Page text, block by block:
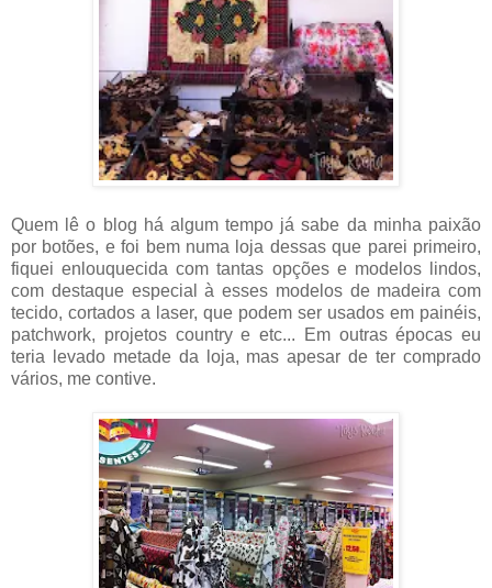
Quem lê o blog há algum tempo já sabe da minha paixão
por botões, e foi bem numa loja dessas que parei primeiro,
fiquei enlouquecida com tantas opções e modelos lindos,
com destaque especial à esses modelos de madeira com
tecido, cortados a laser, que podem ser usados em painéis,
patchwork, projetos country e etc... Em outras épocas eu
teria levado metade da loja, mas apesar de ter comprado
vários, me contive.